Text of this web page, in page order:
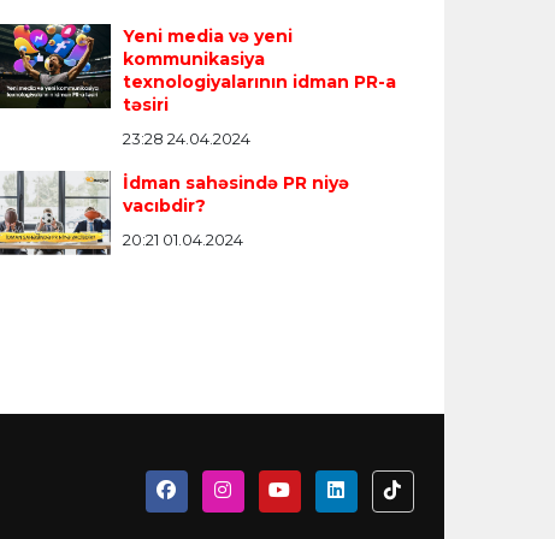
Yeni media və yeni
kommunikasiya
texnologiyalarının idman PR-a
təsiri
23:28 24.04.2024
İdman sahəsində PR niyə
vacıbdir?
20:21 01.04.2024